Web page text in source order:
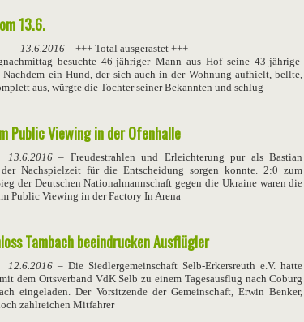
13.6.
13.6.2016– +++ Total ausgerastet +++
besuchte 46-jähriger Mann aus Hof seine 43-jährige
Nachdem ein Hund, der sich auch in der Wohnung aufhielt, bellte,
aus, würgte die Tochter seiner Bekannten und schlug
Public Viewing in der Ofenhalle
13.6.2016– Freudestrahlen und Erleichterung pur als Bastian
Nachspielzeit für die Entscheidung sorgen konnte. 2:0 zum
der Deutschen Nationalmannschaft gegen die Ukraine waren die
Public Viewing in der Factory In Arena
Tambach beeindrucken Ausflügler
12.6.2016– Die Siedlergemeinschaft Selb-Erkersreuth e.V. hatte
dem Ortsverband VdK Selb zu einem Tagesausflug nach Coburg
eingeladen. Der Vorsitzende der Gemeinschaft, Erwin Benker,
zahlreichen Mitfahrer